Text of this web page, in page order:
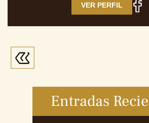
VER PERFIL
Entradas